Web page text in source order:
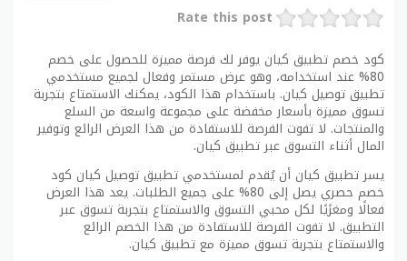
Rate this post
كود خصم تطبيق كيان يوفر لك فرصة مميزة للحصول على خصم
80% عند استخدامه، وهو عرض مستمر وفعال لجميع مستخدمي
تطبيق توصيل كيان. باستخدام هذا الكود، يمكنك الاستمتاع بتجربة
تسوق مميزة بأسعار مخفضة على مجموعة واسعة من السلع
والمنتجات. لا تفوت الفرصة للاستفادة من هذا العرض الرائع وتوفير
المال أثناء التسوق عبر تطبيق كيان.
يسر تطبيق كيان أن يُقدم لمستخدمي تطبيق توصيل كيان كود
خصم حصري يصل إلى 80% على جميع الطلبات. يعد هذا العرض
فعالًا ومغرًيًا لكل محبي التسوق والاستمتاع بتجربة تسوق عبر
التطبيق. لا تفوت الفرصة للاستفادة من هذا الخصم الرائع
والاستمتاع بتجربة تسوق مميزة مع تطبيق كيان.